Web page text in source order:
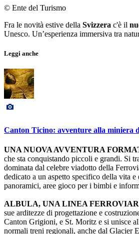
© Ente del Turismo
Fra le novità estive della Svizzera c'è il
Unesco. Un’esperienza immersiva tra
Leggi anche
Canton Ticino: avventure alla miniera
UNA NUOVA AVVENTURA
che sta conquistando piccoli e grandi. Si
dominata dal celebre viadotto della
dedicato a un aspetto specifico della vita
panoramici, aree gioco per i bimbi e
ALBULA, UNA LINEA
sue arditezze di progettazione e
Canton Grigioni, e St. Moritz e si unisce
normali treni regionali, anche dal Glacier